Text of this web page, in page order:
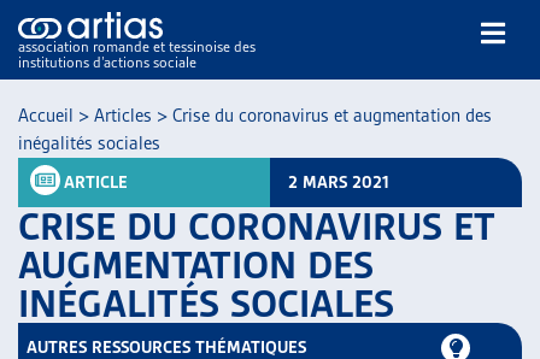
association romande et tessinoise des
institutions d’actions sociale
NOS PUBLICATIONS
ARTICLES
Accueil > Articles > Crise du coronavirus et augmentation des
inégalités sociales
ARTICLE 2 MARS 2021
CRISE DU CORONAVIRUS ET
AUGMENTATION DES
INÉGALITÉS SOCIALES
AUTRES RESSOURCES THÉMATIQUES